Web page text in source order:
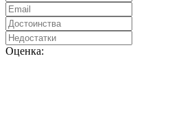
Оценка: